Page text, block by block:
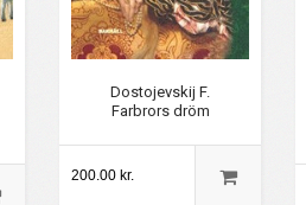
Dostojevskij F.
Farbrors dröm
200.00 kr.